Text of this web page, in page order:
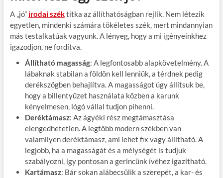
A „jó” irodai széktitka az állíthatóságban rejlik. Nem létezik
egyetlen, mindenki számára tökéletes szék, mert mindannyian
más testalkatúak vagyunk. A lényeg, hogy a mi igényeinkhez
igazodjon, ne fordítva.
Állítható magasság: A legfontosabb alapkövetelmény. A
lábaknak stabilan a földön kell lenniük, a térdnek pedig
derékszögben behajlítva. A magasságot úgy állítsuk be,
hogy a billentyűzet használata közben a karunk
kényelmesen, lógó vállal tudjon pihenni.
Deréktámasz: Az ágyéki rész megtámasztása
elengedhetetlen. A legtöbb modern székben van
valamilyen deréktámasz, ami lehet fix vagy állítható. A
legjobb, ha a magasságát és a mélységét is tudjuk
szabályozni, így pontosan a gerincünk ívéhez igazítható.
Kartámasz: Bár sokan alábecsülik a szerepét, a kar- és